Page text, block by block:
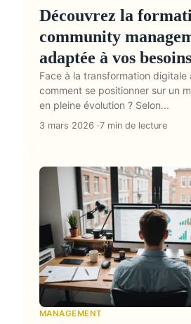
Découvrez la
community
adaptée à vos besoins
Face à la transformation digitale
comment se positionner sur un
en pleine évolution ? Selon...
3 mars 2026 7 min de lecture
MANAGEMENT